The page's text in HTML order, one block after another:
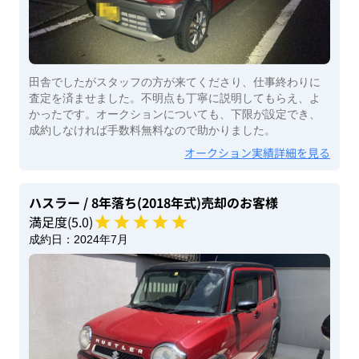
田舎でしたがスタッフの方が来てくださり、仕事終わりに
査定を済ませました。不明点も丁寧に説明してもらえ、よ
かったです。オークションについても、下限が設定でき、
成約しなければ手数料無料なので助かりました。
オークション実績詳細を見る
ハスラー / 8年落ち(2018年式)売却のお客様
満足度(5.0)
成約日： 2024年7月